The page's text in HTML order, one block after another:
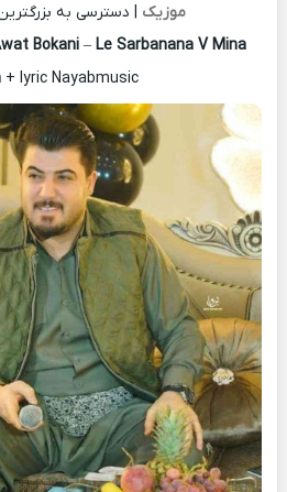
موزیک | دسترسی به
Bokani– Le Sarbanana V Mina
+ lyric Nayabmusic